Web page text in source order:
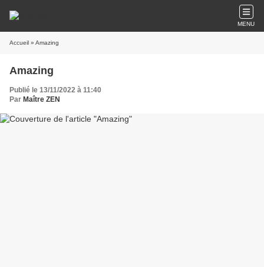
MENU
Accueil » Amazing
Amazing
Publié le 13/11/2022 à 11:40
Par Maître ZEN